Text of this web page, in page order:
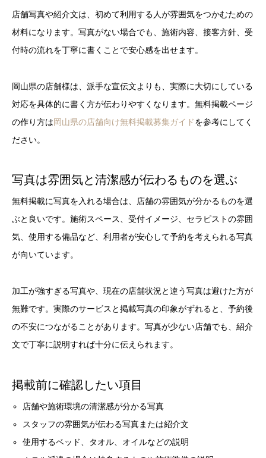
店舗写真や紹介文は、初めて利用する人が雰囲気をつかむための
材料になります。写真がない場合でも、施術内容、接客方針、受
付時の流れを丁寧に書くことで安心感を出せます。
岡山県の店舗様は、派手な宣伝文よりも、実際に大切にしている
対応を具体的に書く方が伝わりやすくなります。無料掲載ページ
の作り方は 岡山県の店舗向け無料掲載募集ガイド を参考にしてく
ださい。
写真は雰囲気と清潔感が伝わるものを選ぶ
無料掲載に写真を入れる場合は、店舗の雰囲気が分かるものを選
ぶと良いです。施術スペース、受付イメージ、セラピストの雰囲
気、使用する備品など、利用者が安心して予約を考えられる写真
が向いています。
加工が強すぎる写真や、現在の店舗状況と違う写真は避けた方が
無難です。実際のサービスと掲載写真の印象がずれると、予約後
の不安につながることがあります。写真が少ない店舗でも、紹介
文で丁寧に説明すれば十分に伝えられます。
掲載前に確認したい項目
店舗や施術環境の清潔感が分かる写真
スタッフの雰囲気が伝わる写真または紹介文
使用するベッド、タオル、オイルなどの説明